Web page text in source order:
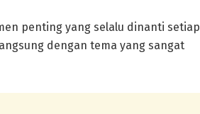
penting yang selalu dinanti setiap
dengan tema yang sangat